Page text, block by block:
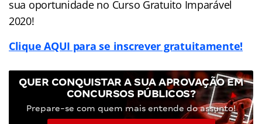
sua oportunidade no Curso Gratuito Imparável
2020!
Clique AQUI para se inscrever gratuitamente!
QUER CONQUISTAR A SUA APROVAÇÃO EM
CONCURSOS PÚBLICOS?
Prepare-se com quem mais entende do assunto!